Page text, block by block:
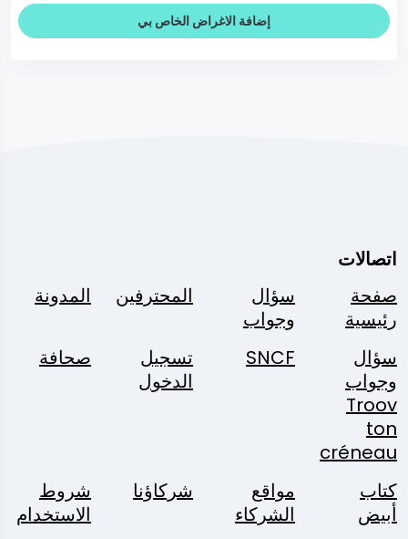
إضافة الاغراض الخاص بي
اتصالات
صفحة
رئيسية
سؤال
وجواب
المحترفين المدونة
سؤال
وجواب
Troov
ton
créneau
SNCF
تسجيل
الدخول
صحافة
كتاب
أبيض
مواقع
الشركاء
شركاؤنا
شروط
الاستخدام